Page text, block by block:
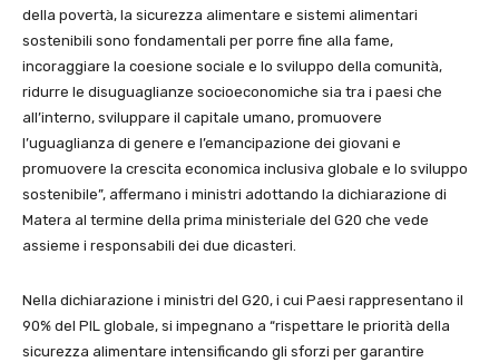
della povertà, la sicurezza alimentare e sistemi alimentari
sostenibili sono fondamentali per porre fine alla fame,
incoraggiare la coesione sociale e lo sviluppo della comunità,
ridurre le disuguaglianze socioeconomiche sia tra i paesi che
all’interno, sviluppare il capitale umano, promuovere
l’uguaglianza di genere e l’emancipazione dei giovani e
promuovere la crescita economica inclusiva globale e lo sviluppo
sostenibile”, affermano i ministri adottando la dichiarazione di
Matera al termine della prima ministeriale del G20 che vede
assieme i responsabili dei due dicasteri.
Nella dichiarazione i ministri del G20, i cui Paesi rappresentano il
90% del PIL globale, si impegnano a “rispettare le priorità della
sicurezza alimentare intensificando gli sforzi per garantire